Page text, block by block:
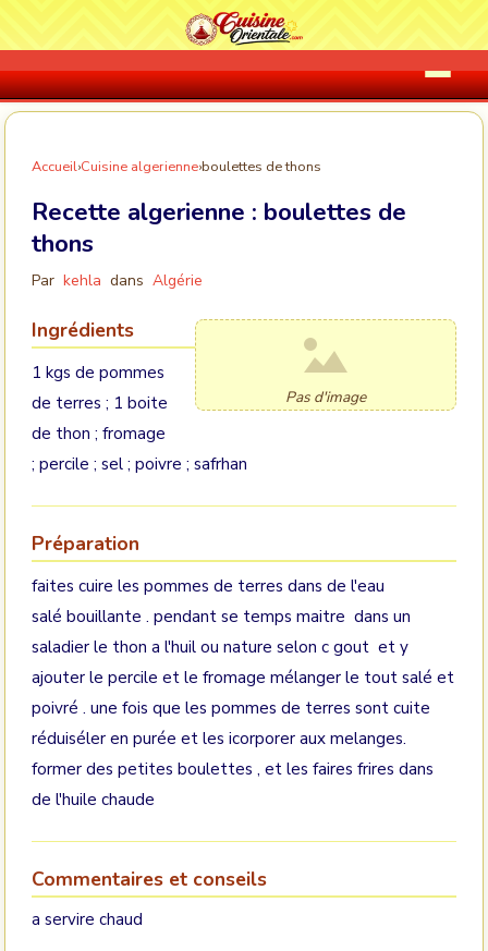
Accueil›Cuisine algerienne›boulettes de thons
Recette algerienne : boulettes de
thons
Par kehla dans Algérie
Pas d'image
Ingrédients
1 kgs de pommes
de terres ; 1 boite
de thon ; fromage
; percile ; sel ; poivre ; safrhan
Préparation
faites cuire les pommes de terres dans de l'eau
salé bouillante . pendant se temps maitre dans un
saladier le thon a l'huil ou nature selon c gout et y
ajouter le percile et le fromage mélanger le tout salé et
poivré . une fois que les pommes de terres sont cuite
réduiséler en purée et les icorporer aux melanges.
former des petites boulettes , et les faires frires dans
de l'huile chaude
Commentaires et conseils
a servire chaud